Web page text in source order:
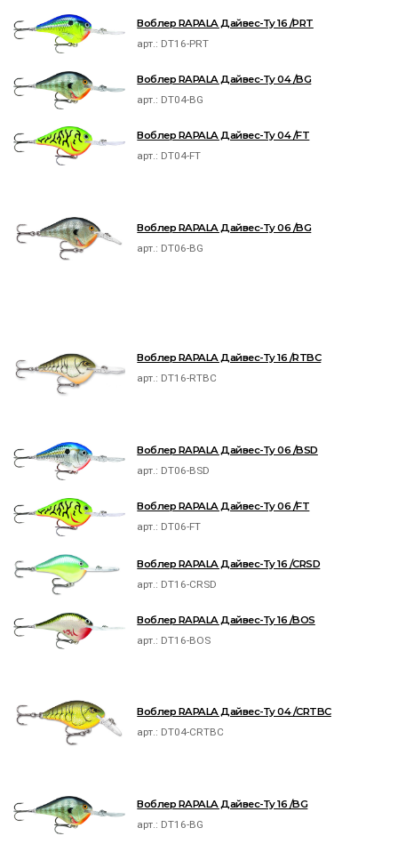
Воблер RAPALA Дайвес-Ту 16 /PRT
арт.: DT16-PRT
Воблер RAPALA Дайвес-Ту 04 /BG
арт.: DT04-BG
Воблер RAPALA Дайвес-Ту 04 /FT
арт.: DT04-FT
Воблер RAPALA Дайвес-Ту 06 /BG
арт.: DT06-BG
Воблер RAPALA Дайвес-Ту 16 /RTBC
арт.: DT16-RTBC
Воблер RAPALA Дайвес-Ту 06 /BSD
арт.: DT06-BSD
Воблер RAPALA Дайвес-Ту 06 /FT
арт.: DT06-FT
Воблер RAPALA Дайвес-Ту 16 /CRSD
арт.: DT16-CRSD
Воблер RAPALA Дайвес-Ту 16 /BOS
арт.: DT16-BOS
Воблер RAPALA Дайвес-Ту 04 /CRTBC
арт.: DT04-CRTBC
Воблер RAPALA Дайвес-Ту 16 /BG
арт.: DT16-BG